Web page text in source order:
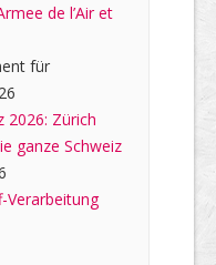
de l’Air et
für
2026: Zürich
ganze Schweiz
Verarbeitung